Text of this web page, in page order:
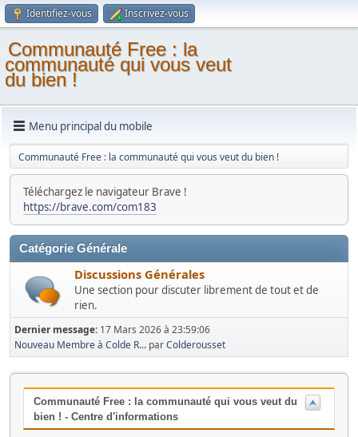
Identifiez-vous Inscrivez-vous
Communauté Free : la
communauté qui vous veut
du bien !
Menu principal du mobile
Communauté Free : la communauté qui vous veut du bien !
Téléchargez le navigateur Brave !
https://brave.com/com183
Catégorie Générale
Discussions Générales
Une section pour discuter librement de tout et de
rien.
Dernier message: 17 Mars 2026 à 23:59:06
Nouveau Membre à Colde R... parColderousset
Communauté Free : la communauté qui vous veut du
bien ! - Centre d'informations